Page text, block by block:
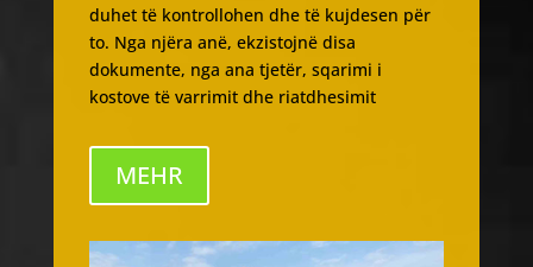
duhet të kontrollohen dhe të kujdesen për
to. Nga njëra anë, ekzistojnë disa
dokumente, nga ana tjetër, sqarimi i
kostove të varrimit dhe riatdhesimit
MEHR